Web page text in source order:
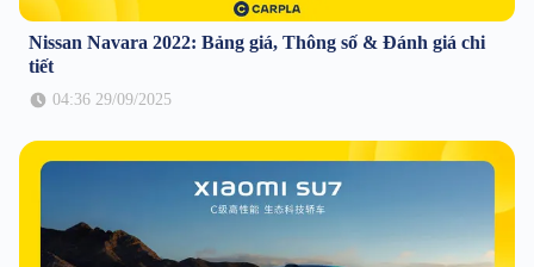
Nissan Navara 2022: Bảng giá, Thông số & Đánh giá chi
tiết
04:36 29/09/2025